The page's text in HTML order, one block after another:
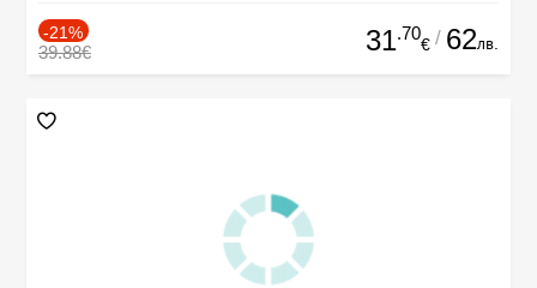
-21%
39.88€ 31.70
€ / 62лв.